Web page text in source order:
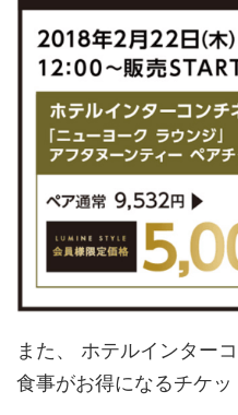
また、 ホテルインター
食事がお得になるチケッ